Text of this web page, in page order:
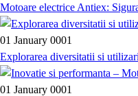
Motoare electrice Antiex:
01 January 0001
Explorarea diversitatii si
01 January 0001